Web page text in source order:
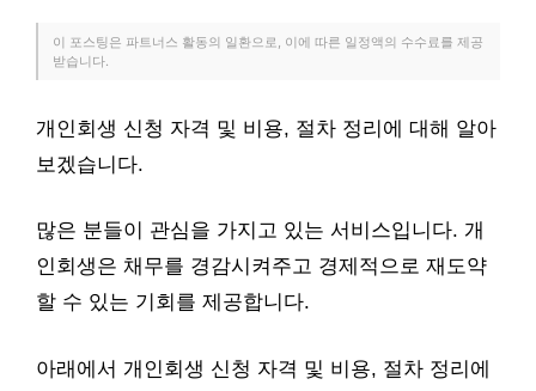
이 포스팅은 파트너스 활동의 일환으로, 이에 따른 일정액의 수수료를 제공
받습니다.
개인회생 신청 자격 및 비용, 절차 정리에 대해 알아
보겠습니다.
많은 분들이 관심을 가지고 있는 서비스입니다. 개
인회생은 채무를 경감시켜주고 경제적으로 재도약
할 수 있는 기회를 제공합니다.
아래에서 개인회생 신청 자격 및 비용, 절차 정리에